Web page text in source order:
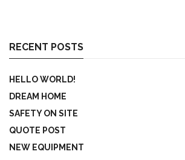
RECENT POSTS
HELLO WORLD!
DREAM HOME
SAFETY ON SITE
QUOTE POST
NEW EQUIPMENT